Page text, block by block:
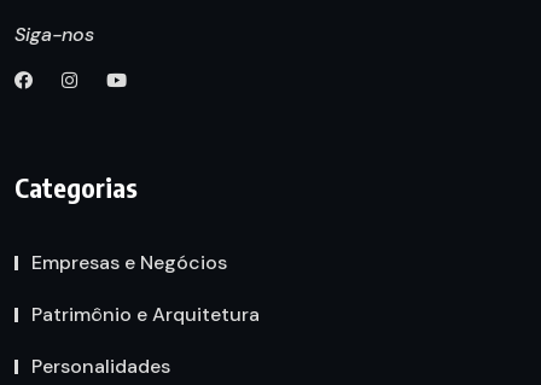
Siga-nos
Categorias
Empresas e Negócios
Patrimônio e Arquitetura
Personalidades